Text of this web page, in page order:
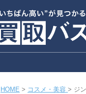
HOME > コスメ・美容 > ジ